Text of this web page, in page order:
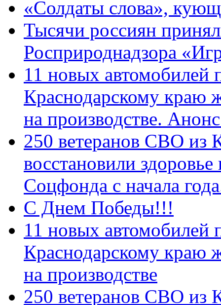
«Солдаты слова»,
Тысячи россиян
Росприроднадзора
11 новых автомобилей
Краснодарскому краю
на производстве.
250 ветеранов СВО из
восстановили
Соцфонда с начала
С Днем Победы!!!
11 новых автомобилей
Краснодарскому краю
на производстве
250 ветеранов СВО из